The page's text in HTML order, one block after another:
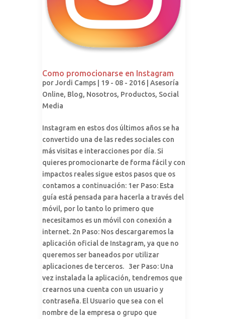
Como promocionarse en Instagram
porJordi Camps | 19 - 08 - 2016 | Asesoría
Online, Blog, Nosotros, Productos, Social
Media
Instagram en estos dos últimos años se ha
convertido una de las redes sociales con
más visitas e interacciones por día. Si
quieres promocionarte de forma fácil y con
impactos reales sigue estos pasos que os
contamos a continuación: 1er Paso: Esta
guía está pensada para hacerla a través del
móvil, por lo tanto lo primero que
necesitamos es un móvil con conexión a
internet. 2n Paso: Nos descargaremos la
aplicación oficial de Instagram, ya que no
queremos ser baneados por utilizar
aplicaciones de terceros. 3er Paso: Una
vez instalada la aplicación, tendremos que
crearnos una cuenta con un usuario y
contraseña. El Usuario que sea con el
nombre de la empresa o grupo que